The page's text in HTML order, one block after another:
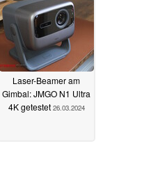
21.04.2024
Laser-Beamer am
Gimbal: JMGO N1 Ultra
4K getestet 26.03.2024